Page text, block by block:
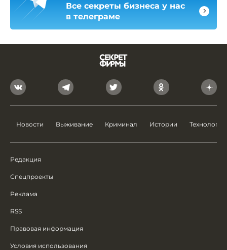
Все секреты бизнеса у нас
в телеграме
Новости Выживание Криминал Истории Технологии
Редакция
Спецпроекты
Реклама
RSS
Правовая информация
Условия использования